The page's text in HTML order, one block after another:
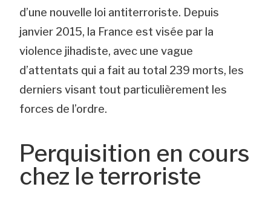
d’une nouvelle loi antiterroriste. Depuis
janvier 2015, la France est visée par la
violence jihadiste, avec une vague
d’attentats qui a fait au total 239 morts, les
derniers visant tout particulièrement les
forces de l’ordre.
Perquisition en cours
chez le terroriste